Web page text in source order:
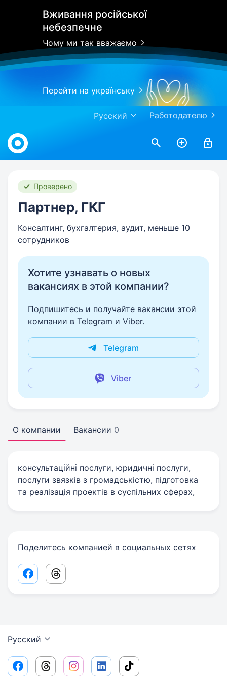
Вживання російської
небезпечне
Чому ми так вважаємо
Перейти на українську
Работодателю
Русский
Work.ua
Проверено
Партнер, ГКГ
Консалтинг, бухгалтерия, аудит, меньше 10
сотрудников
Хотите узнавать о новых
вакансиях в этой компании?
Подпишитесь и получайте вакансии этой
компании в Telegram и Viber.
Telegram
Viber
О компании Вакансии 0
консультаційні послуги, юридичні послуги,
послуги звязків з громадськістю, підготовка
та реалізація проектів в суспільних сферах,
Поделитесь компанией в социальных сетях
Facebook share link
Threads share link
Русский